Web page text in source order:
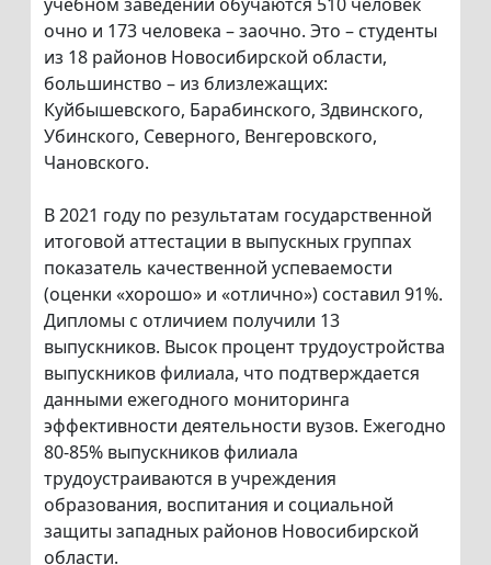
очно и 173 человека – заочно. Это – студенты
из 18 районов Новосибирской области,
большинство – из близлежащих:
Куйбышевского, Барабинского, Здвинского,
Убинского, Северного, Венгеровского,
Чановского.
В 2021 году по результатам государственной
итоговой аттестации в выпускных группах
показатель качественной успеваемости
(оценки «хорошо» и «отлично») составил 91%.
Дипломы с отличием получили 13
выпускников. Высок процент трудоустройства
выпускников филиала, что подтверждается
данными ежегодного мониторинга
эффективности деятельности вузов. Ежегодно
80-85% выпускников филиала
трудоустраиваются в учреждения
образования, воспитания и социальной
защиты западных районов Новосибирской
области.